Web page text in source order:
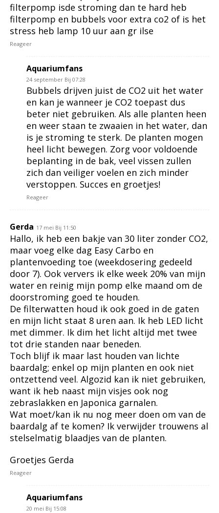
filterpomp isde stroming dan te hard heb
filterpomp en bubbels voor extra co2 of is het
stress heb lamp 10 uur aan gr ilse
Reageer
Aquariumfans
24 september Bij 07:28
Bubbels drijven juist de CO2 uit het water
en kan je wanneer je CO2 toepast dus
beter niet gebruiken. Als alle planten heen
en weer staan te zwaaien in het water, dan
is je stroming te sterk. De planten mogen
heel licht bewegen. Zorg voor voldoende
beplanting in de bak, veel vissen zullen
zich dan veiliger voelen en zich minder
verstoppen. Succes en groetjes!
Reageer
Gerda 17 mei Bij 11:50
Hallo, ik heb een bakje van 30 liter zonder CO2,
maar voeg elke dag Easy Carbo en
plantenvoeding toe (weekdosering gedeeld
door 7). Ook ververs ik elke week 20% van mijn
water en reinig mijn pomp elke maand om de
doorstroming goed te houden.
De filterwatten houd ik ook goed in de gaten
en mijn licht staat 8 uren aan. Ik heb LED licht
met dimmer. Ik dim het licht altijd met twee
tot drie standen naar beneden.
Toch blijf ik maar last houden van lichte
baardalg; enkel op mijn planten en ook niet
ontzettend veel. Algozid kan ik niet gebruiken,
want ik heb naast mijn visjes ook nog
zebraslakken en Japonica garnalen.
Wat moet/kan ik nu nog meer doen om van de
baardalg af te komen? Ik verwijder trouwens al
stelselmatig blaadjes van de planten.
Groetjes Gerda
Reageer
Aquariumfans
20 mei Bij 15:08